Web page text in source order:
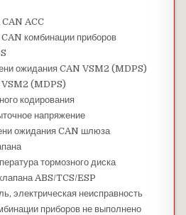
ACC
комбинации приборов
ожидания CAN VSM2 (MDPS)
VSM2 (MDPS)
кодирования
напряжение
ожидания CAN шлюза
тормозного диска
ABS/TCS/ESP
электрическая неисправность
приборов не выполнено